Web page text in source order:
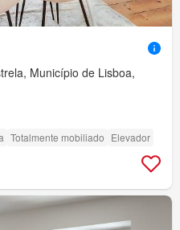
Município de Lisboa,
Totalmente mobiliado Elevador